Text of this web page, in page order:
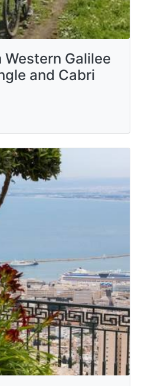
Western Galilee
and Cabri